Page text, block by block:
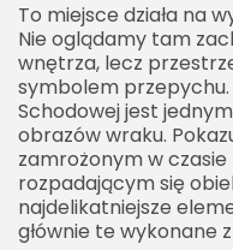
To miejsce działa na
Nie oglądamy tam
wnętrza, lecz
symbolem
Schodowej jest
obrazów wraku.
zamrożonym w
rozpadającym się
najdelikatniejsze
głównie te wykonane